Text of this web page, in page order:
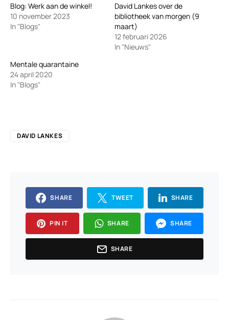
Blog: Werk aan de winkel!
10 november 2023
In "Blogs"
David Lankes over de
bibliotheek van morgen (9
maart)
12 februari 2026
In "Nieuws"
Mentale quarantaine
24 april 2020
In "Blogs"
DAVID LANKES
SHARE TWEET SHARE
PIN IT SHARE SHARE
SHARE